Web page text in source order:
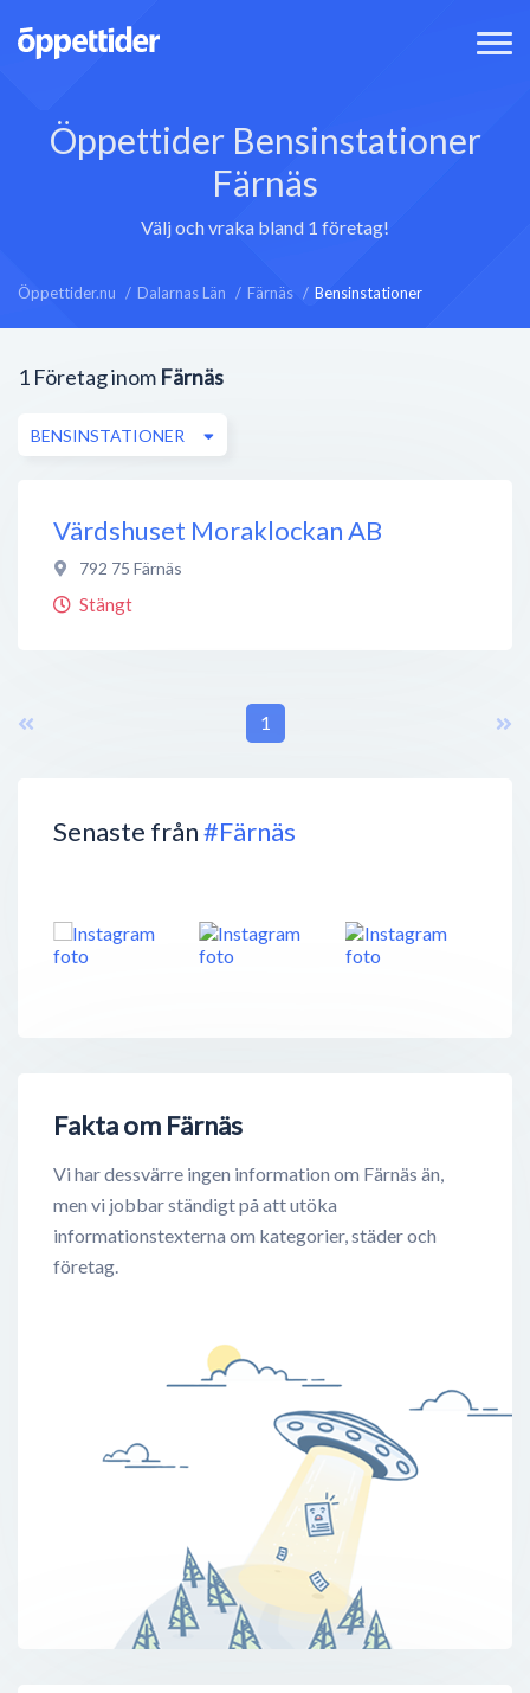
Öppettider Bensinstationer
Färnäs
Välj och vraka bland 1 företag!
Öppettider.nu Dalarnas Län Färnäs Bensinstationer
Senaste från#Färnäs
Fakta om Färnäs
Vi har dessvärre ingen information om Färnäs än,
men vi jobbar ständigt på att utöka
informationstexterna om kategorier, städer och
företag.
1 Företag inom Färnäs
BENSINSTATIONER
Värdshuset Moraklockan AB
792 75 Färnäs
Stängt
1